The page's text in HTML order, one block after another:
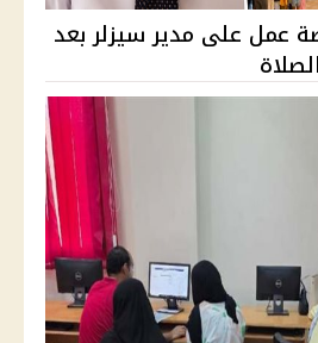
عمل على مدير سيزلر بعد